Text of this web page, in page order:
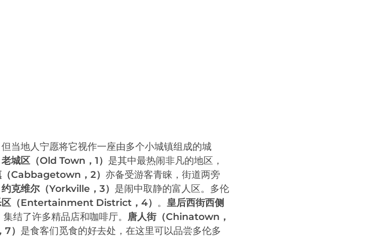
当地人宁愿将它视作一座由多个小城镇组成的城
老城区（Old Town，1） 是其中最热闹非凡的地区，
（Cabbagetown，2） 亦备受游客青睐，街道两旁
约克维尔（Yorkville，3） 是闹中取静的富人区。多伦
区（Entertainment District，4） 。 皇后西街西侧
集结了许多精品店和咖啡厅。 唐人街（Chinatown，
） 是食客们觅食的好去处，在这里可以品尝多伦多